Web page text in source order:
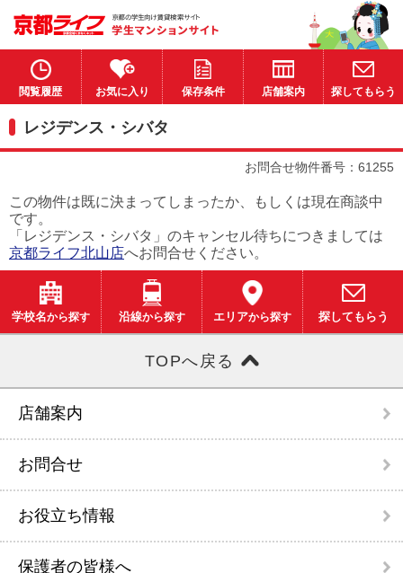
閲覧履歴 お気に入り 保存条件 店舗案内 探してもらう
レジデンス・シバタ
お問合せ物件番号：61255
この物件は既に決まってしまったか、もしくは現在商談中
です。
「レジデンス・シバタ」のキャンセル待ちにつきましては
京都ライフ北山店へお問合せください。
学校名から探す 沿線から探す エリアから探す 探してもらう
TOPへ戻る
店舗案内
お問合せ
お役立ち情報
保護者の皆様へ